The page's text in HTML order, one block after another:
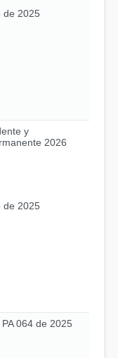
de 2025
y
2026
de 2025
064 de 2025